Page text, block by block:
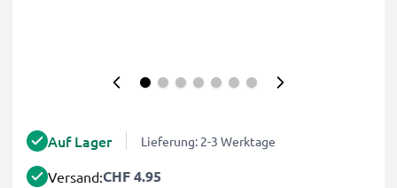
Auf Lager Lieferung: 2-3 Werktage
Versand:CHF 4.95